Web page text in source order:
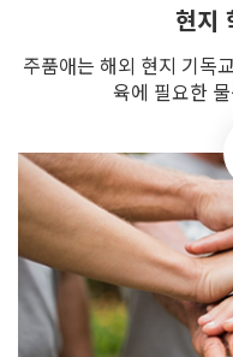
현지
주품애는 해외 현지 기독
육에 필요한